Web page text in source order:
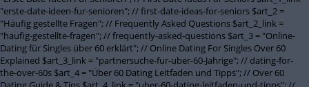
"erste-date-ideen-fur-senioren"; // first-date-ideas-for-seniors $art_2 =
"Häufig gestellte Fragen"; // Frequently Asked Questions $art_2_link =
"haufig-gestellte-fragen"; // frequently-asked-questions $art_3 = "Online-
Dating für Singles über 60 erklärt"; // Online Dating For Singles Over 60
Explained $art_3_link = "partnersuche-fur-uber-60-Jahrige"; // dating-for-
the-over-60s $art_4 = "Über 60 Dating Leitfaden und Tipps"; // Over 60